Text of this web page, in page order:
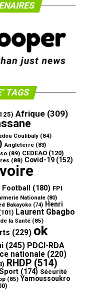
TAGS
Afrique (309)
Coulibaly (84)
Angleterre (83)
(89) CEDEAO (120)
(88) Covid-19 (152)
Football (180) FPI
Nationale (80)
Bakayoko (74) Henri
Laurent Gbagbo
la Santé (85)
(229) ok
(245) PDCI-RDA
nationale (220)
RHDP (514)
(174) Sécurité
(85) Yamoussoukro